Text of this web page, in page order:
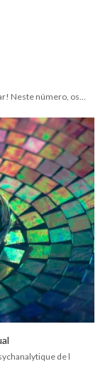
ar! Neste número, os…
de l